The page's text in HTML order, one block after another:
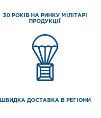
30 РОКІВ НА РИНКУ МІЛІТАРІ
ПРОДУКЦІЇ
ШВИДКА ДОСТАВКА В РЕГІОНИ